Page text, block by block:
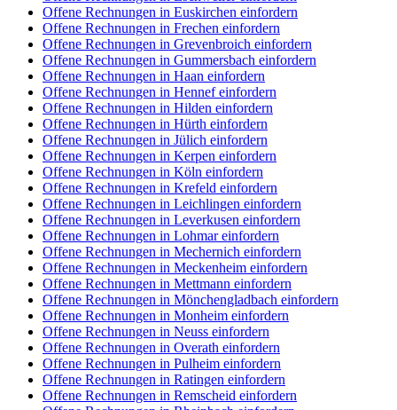
Offene Rechnungen in Euskirchen einfordern
Offene Rechnungen in Frechen einfordern
Offene Rechnungen in Grevenbroich einfordern
Offene Rechnungen in Gummersbach einfordern
Offene Rechnungen in Haan einfordern
Offene Rechnungen in Hennef einfordern
Offene Rechnungen in Hilden einfordern
Offene Rechnungen in Hürth einfordern
Offene Rechnungen in Jülich einfordern
Offene Rechnungen in Kerpen einfordern
Offene Rechnungen in Köln einfordern
Offene Rechnungen in Krefeld einfordern
Offene Rechnungen in Leichlingen einfordern
Offene Rechnungen in Leverkusen einfordern
Offene Rechnungen in Lohmar einfordern
Offene Rechnungen in Mechernich einfordern
Offene Rechnungen in Meckenheim einfordern
Offene Rechnungen in Mettmann einfordern
Offene Rechnungen in Mönchengladbach einfordern
Offene Rechnungen in Monheim einfordern
Offene Rechnungen in Neuss einfordern
Offene Rechnungen in Overath einfordern
Offene Rechnungen in Pulheim einfordern
Offene Rechnungen in Ratingen einfordern
Offene Rechnungen in Remscheid einfordern